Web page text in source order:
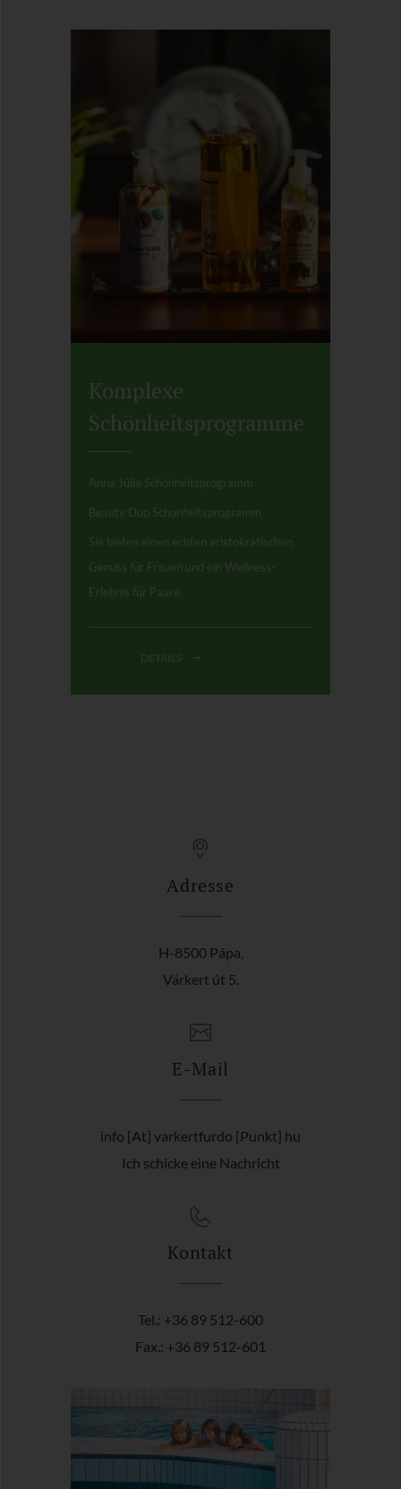
Komplexe
Schönheitsprogramme
Anna Júlia Schönheitsprogramm
Beauty Duo Schönheitsprogramm
Sie bieten einen echten aristokratischen
Genuss für Frauen und ein Wellness-
Erlebnis für Paare.
DETAILS
Adresse
H-8500 Pápa,
Várkert út 5.
E-Mail
info [At] varkertfurdo [Punkt] hu
Ich schicke eine Nachricht
Kontakt
Tel.: +36 89 512-600
Fax.: +36 89 512-601